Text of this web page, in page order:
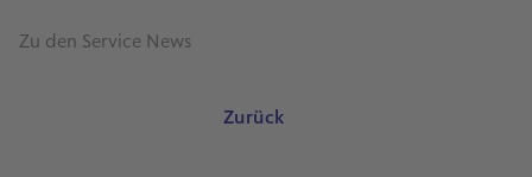
Zu den Service News
Zurück